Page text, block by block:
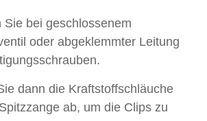
Sie bei geschlossenem
oder abgeklemmter Leitung
dann die Kraftstoffschläuche
ab, um die Clips zu